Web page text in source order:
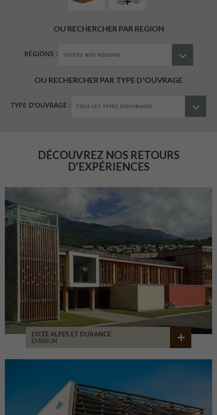
OU RECHERCHER PAR REGION
RÉGIONS :
OU RECHERCHER PAR TYPE D'OUVRAGE
TYPE D'OUVRAGE :
DÉCOUVREZ NOS RETOURS
D'EXPÉRIENCES
LYCÉE ALPES ET DURANCE
EMBRUN